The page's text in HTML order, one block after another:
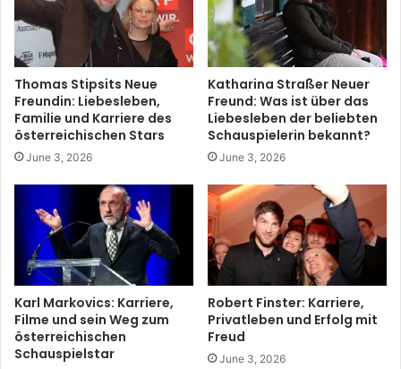
Thomas Stipsits Neue
Freundin: Liebesleben,
Familie und Karriere des
österreichischen Stars
June 3, 2026
Katharina Straßer Neuer
Freund: Was ist über das
Liebesleben der beliebten
Schauspielerin bekannt?
June 3, 2026
Karl Markovics: Karriere,
Filme und sein Weg zum
österreichischen
Schauspielstar
Robert Finster: Karriere,
Privatleben und Erfolg mit
Freud
June 3, 2026